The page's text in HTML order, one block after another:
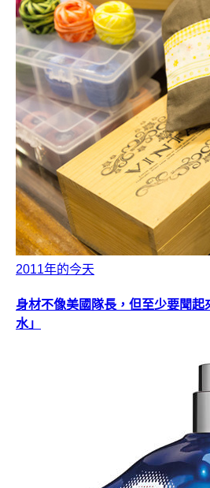
2011年的今天
身材不像美國隊長，但至少要聞起
水」